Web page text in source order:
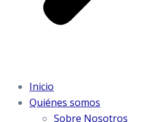
Inicio
Quiénes somos
Sobre Nosotros